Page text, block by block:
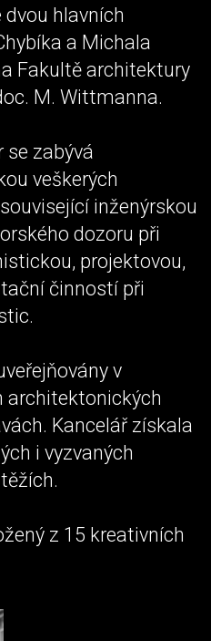
dvou hlavních
a Michala
Fakultě architektury
M. Wittmanna.
zabývá
veškerých
inženýrskou
dozoru při
projektovou,
činností při
v
architektonických
Kancelář získala
i vyzvaných
z 15 kreativních